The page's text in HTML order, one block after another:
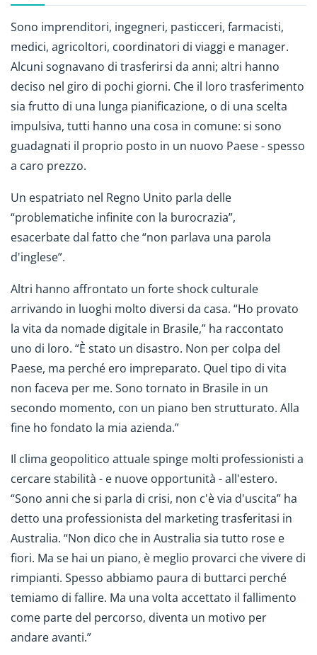
Sono imprenditori, ingegneri, pasticceri, farmacisti,
medici, agricoltori, coordinatori di viaggi e manager.
Alcuni sognavano di trasferirsi da anni; altri hanno
deciso nel giro di pochi giorni. Che il loro trasferimento
sia frutto di una lunga pianificazione, o di una scelta
impulsiva, tutti hanno una cosa in comune: si sono
guadagnati il proprio posto in un nuovo Paese - spesso
a caro prezzo.
Un espatriato nel Regno Unito parla delle
“problematiche infinite con la burocrazia”,
esacerbate dal fatto che “non parlava una parola
d'inglese”.
Altri hanno affrontato un forte shock culturale
arrivando in luoghi molto diversi da casa. “Ho provato
la vita da nomade digitale in Brasile,” ha raccontato
uno di loro. “È stato un disastro. Non per colpa del
Paese, ma perché ero impreparato. Quel tipo di vita
non faceva per me. Sono tornato in Brasile in un
secondo momento, con un piano ben strutturato. Alla
fine ho fondato la mia azienda.”
Il clima geopolitico attuale spinge molti professionisti a
cercare stabilità - e nuove opportunità - all'estero.
“Sono anni che si parla di crisi, non c'è via d'uscita” ha
detto una professionista del marketing trasferitasi in
Australia. “Non dico che in Australia sia tutto rose e
fiori. Ma se hai un piano, è meglio provarci che vivere di
rimpianti. Spesso abbiamo paura di buttarci perché
temiamo di fallire. Ma una volta accettato il fallimento
come parte del percorso, diventa un motivo per
andare avanti.”